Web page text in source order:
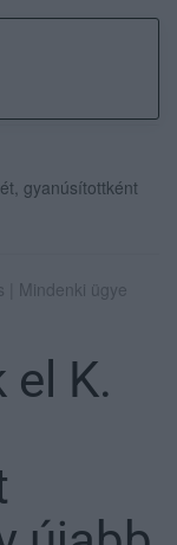
gyanúsítottként
| Mindenki ügye
el K.